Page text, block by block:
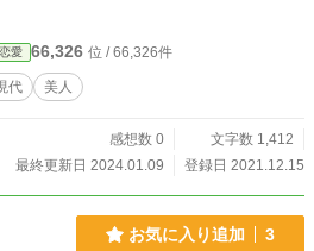
恋愛 66,326 位 / 66,326件
代 美人
感想数 0
文字数 1,412
最終更新日 2024.01.09
登録日 2021.12.15
お気に入り追加 3